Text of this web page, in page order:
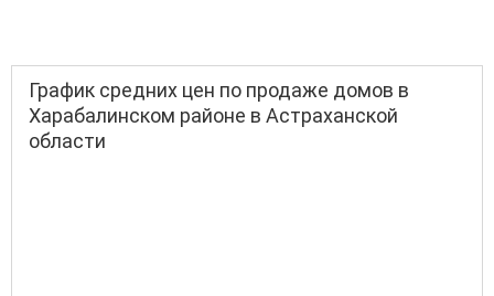
График средних цен по продаже домов в
Харабалинском районе в Астраханской
области